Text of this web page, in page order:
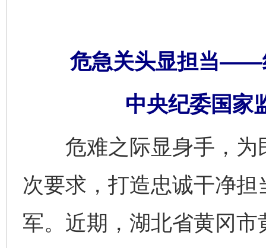
危急关头显担当——
中央纪委国家
危难之际显身手，为
次要求，打造忠诚干净
军。近期，湖北省黄冈